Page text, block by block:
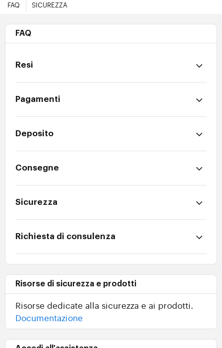
FAQ SICUREZZA
FAQ
Resi
Pagamenti
Deposito
Consegne
Sicurezza
Richiesta di consulenza
Risorse di sicurezza e prodotti
Risorse dedicate alla sicurezza e ai prodotti.
Documentazione